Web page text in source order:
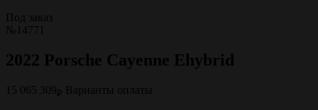
Под заказ
№14771
2022 Porsche Cayenne Ehybrid
15 065 309 ₽ Варианты оплаты